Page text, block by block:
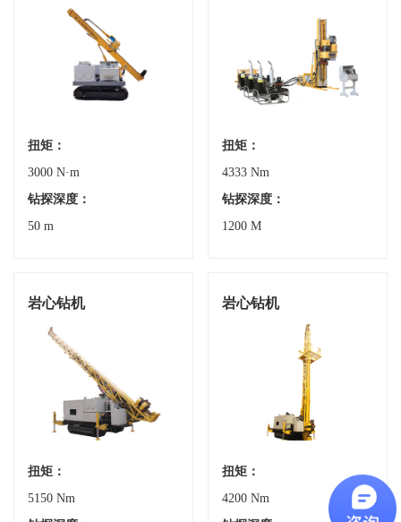
扭矩：
3000 N·m
钻探深度：
50 m
扭矩：
4333 Nm
钻探深度：
1200 M
岩心钻机
扭矩：
5150 Nm
岩心钻机
扭矩：
4200 Nm